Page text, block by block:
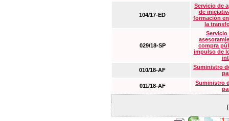
104/17-ED
Servicio de
de
formación
la
029/18-SP
Servicio
compra
impulso de
010/18-AF
Suministro
011/18-AF
Suministro